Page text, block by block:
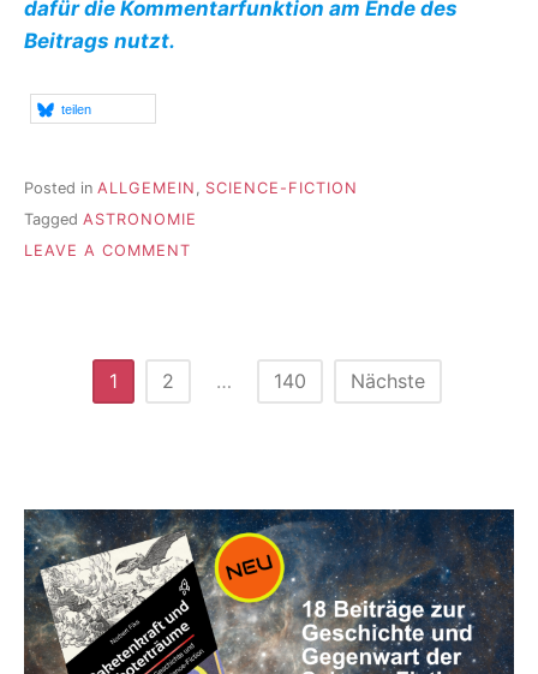
dafür die Kommentarfunktion am Ende des
Beitrags nutzt.
teilen
Posted in ALLGEMEIN
SCIENCE-FICTION
Tagged ASTRONOMIE
LEAVE A COMMENT
Seitennummerierung
1 2 … 140 Nächste